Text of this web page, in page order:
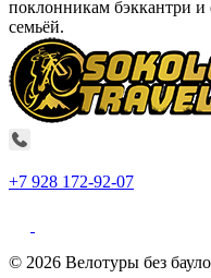
поклонникам бэккантри и
семьёй.
+7 928 172-92-07
© 2026 Велотуры без